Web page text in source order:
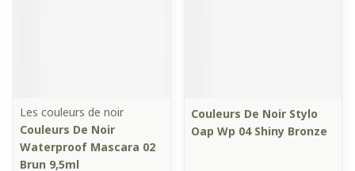
Les couleurs de noir
Couleurs De Noir
Waterproof Mascara 02
Brun 9,5ml
Couleurs De Noir Stylo
Oap Wp 04 Shiny Bronze